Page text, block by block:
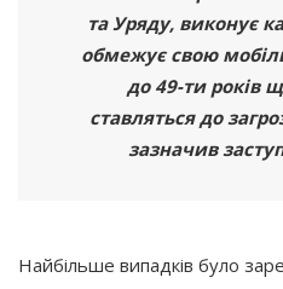
та Уряду, виконує
обмежує свою
до 49-ти років
ставляться до
зазначив
Найбільше випадків було